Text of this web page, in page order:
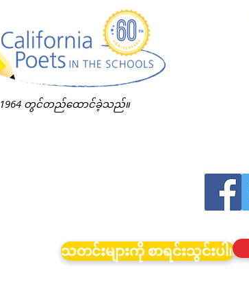
1964 တွင်တည်ထောင်ခဲ့သည်။
သတင်းများကို စာရင်းသွင်းပါ။